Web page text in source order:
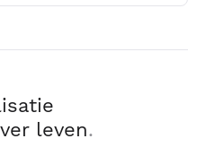
leven.